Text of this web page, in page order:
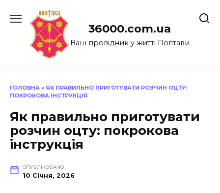
до
36000.com.ua
Ваш провідник у житті Полтави
ГОЛОВНА » ЯК ПРАВИЛЬНО ПРИГОТУВАТИ РОЗЧИН ОЦТУ:
ПОКРОКОВА ІНСТРУКЦІЯ
Як правильно приготувати
розчин оцту: покрокова
інструкція
ОПУБЛІКОВАНО
10 Січня, 2026